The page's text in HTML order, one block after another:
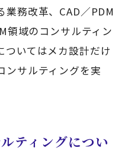
業務改革、CAD／PDM
領域のコンサルティン
ついてはメカ設計だけ
ンサルティングを実
ティングについ